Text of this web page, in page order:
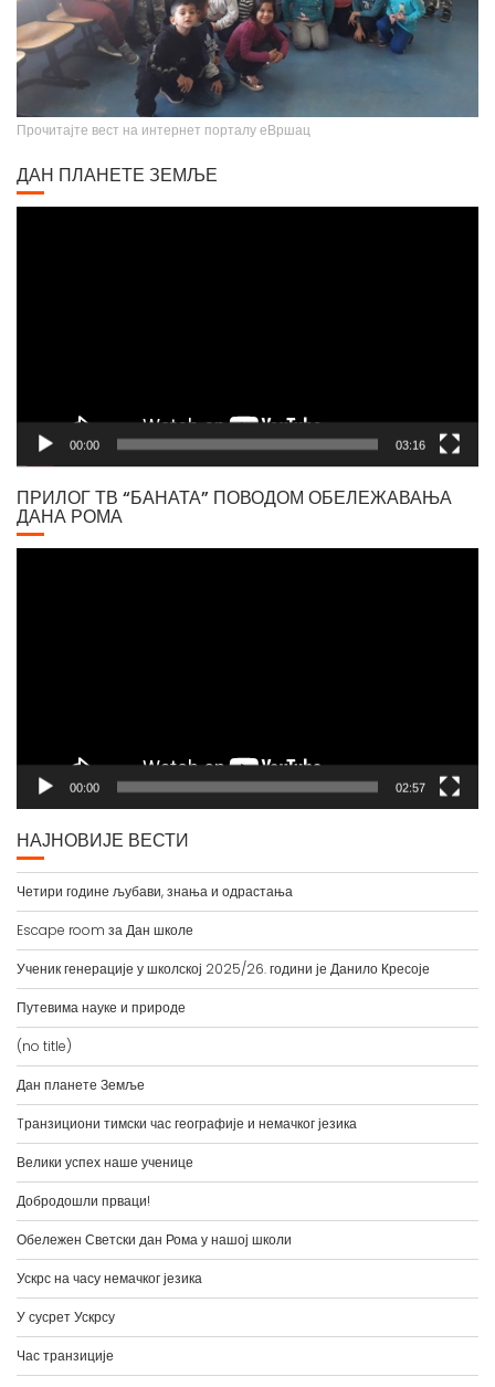
Прочитајте вест на интернет порталу еВршац
ДАН ПЛАНЕТЕ ЗЕМЉЕ
00:00 03:16
ПРИЛОГ ТВ “БАНАТА” ПОВОДОМ ОБЕЛЕЖАВАЊА
ДАНА РОМА
00:00 02:57
НАЈНОВИЈЕ ВЕСТИ
Четири године љубави, знања и одрастања
Escape room за Дан школе
Ученик генерације у школској 2025/26. години је Данило Кресоје
Путевима науке и природе
(no title)
Дан планете Земље
Tранзициони тимски час географије и немачког језика
Велики успех наше ученице
Добродошли прваци!
Обележен Светски дан Рома у нашој школи
Ускрс на часу немачког језика
У сусрет Ускрсу
Час транзиције